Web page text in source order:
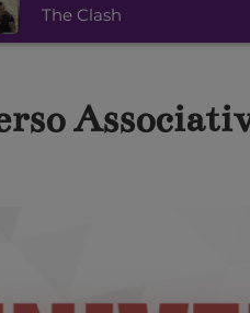
The Clash